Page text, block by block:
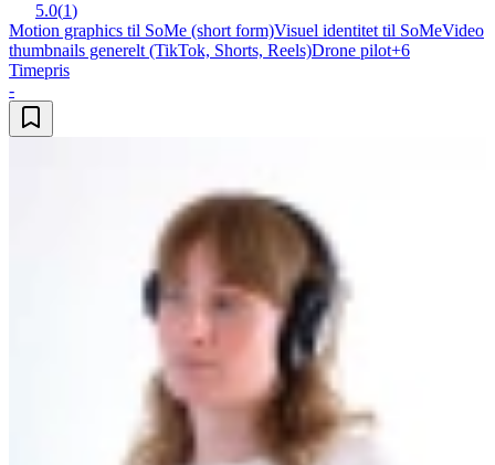
5.0(1)
Motion graphics til SoMe (short form)Visuel identitet til SoMeVideo
thumbnails generelt (TikTok, Shorts, Reels)Drone pilot+6
Timepris
-